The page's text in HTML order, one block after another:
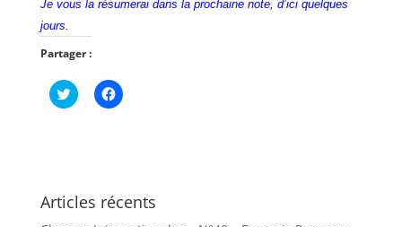
Je vous la résumerai dans la prochaine note, d’ici quelques
jours.
Partager :
C
l
u
r
C
l
u
r
Articles récents